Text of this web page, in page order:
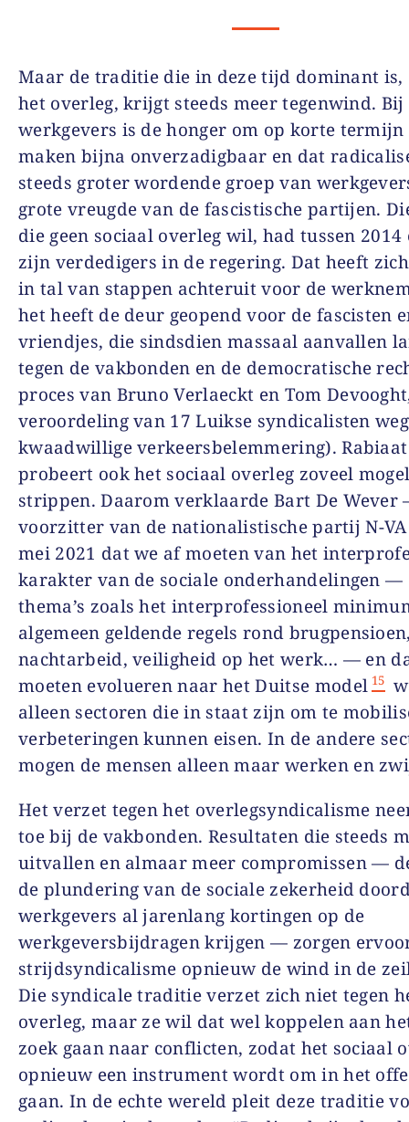
Maar de traditie die in deze tijd dominant is,
het overleg, krijgt steeds meer tegenwind. Bij
werkgevers is de honger om op korte
maken bijna onverzadigbaar en dat
steeds groter wordende groep van
grote vreugde van de fascistische partijen.
die geen sociaal overleg wil, had tussen 2014
zijn verdedigers in de regering. Dat heeft
in tal van stappen achteruit voor de
het heeft de deur geopend voor de fascisten
vriendjes, die sindsdien massaal aanvallen
tegen de vakbonden en de democratische
proces van Bruno Verlaeckt en Tom
veroordeling van 17 Luikse syndicalisten
kwaadwillige verkeersbelemmering).
probeert ook het sociaal overleg zoveel
strippen. Daarom verklaarde Bart De Wever
voorzitter van de nationalistische partij N-
mei 2021 dat we af moeten van het
karakter van de sociale onderhandelingen —
thema’s zoals het interprofessioneel
algemeen geldende regels rond
nachtarbeid, veiligheid op het werk… — en
moeten evolueren naar het Duitse model 15
alleen sectoren die in staat zijn om te
verbeteringen kunnen eisen. In de andere
mogen de mensen alleen maar werken en
Het verzet tegen het overlegsyndicalisme
toe bij de vakbonden. Resultaten die steeds
uitvallen en almaar meer compromissen —
de plundering van de sociale zekerheid
werkgevers al jarenlang kortingen op de
werkgeversbijdragen krijgen — zorgen
strijdsyndicalisme opnieuw de wind in de
Die syndicale traditie verzet zich niet tegen
overleg, maar ze wil dat wel koppelen aan
zoek gaan naar conflicten, zodat het sociaal
opnieuw een instrument wordt om in het
gaan. In de echte wereld pleit deze traditie